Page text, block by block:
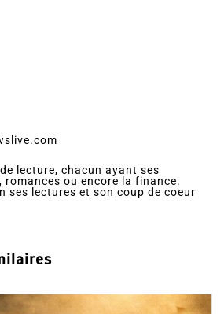
lecture, chacun ayant ses
ou encore la finance.
ses lectures et son coup de coeur